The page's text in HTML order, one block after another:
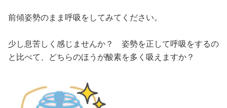
前傾姿勢のまま呼吸をしてみてください。
少し息苦しく感じませんか？ 姿勢を正して呼吸をするの
と比べて、どちらのほうが酸素を多く吸えますか？